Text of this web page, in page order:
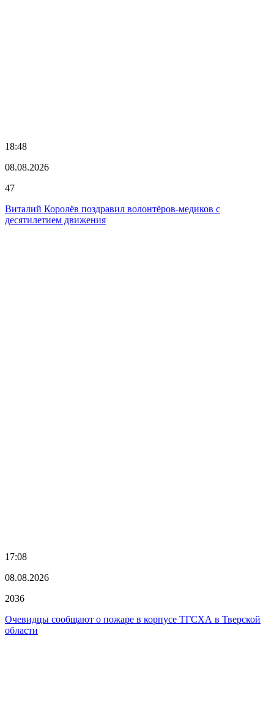
18:48
08.08.2026
47
Виталий Королёв поздравил волонтёров-медиков с
десятилетием движения
17:08
08.08.2026
2036
Очевидцы сообщают о пожаре в корпусе ТГСХА в Тверской
области